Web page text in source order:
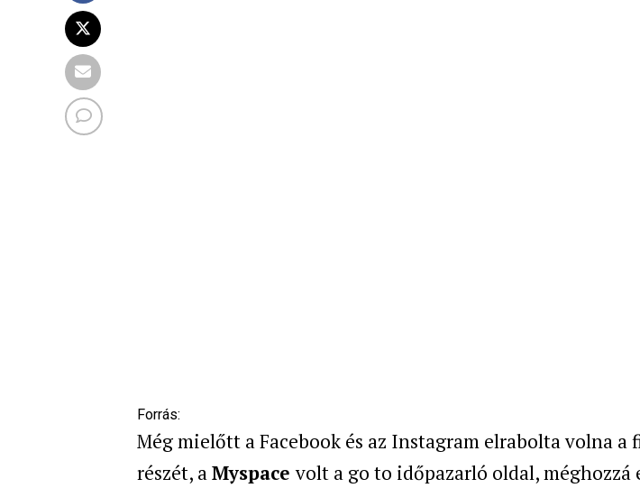
Forrás:
Még mielőtt a Facebook és az Instagram elrabolta volna a
részét, aMyspacevolt a go to időpazarló oldal, méghozzá